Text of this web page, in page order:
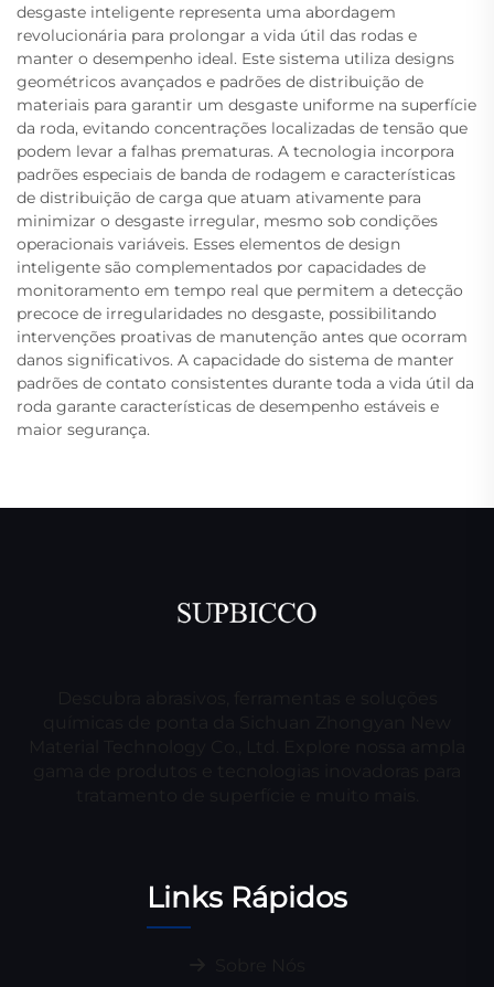
desgaste inteligente representa uma abordagem
revolucionária para prolongar a vida útil das rodas e
manter o desempenho ideal. Este sistema utiliza designs
geométricos avançados e padrões de distribuição de
materiais para garantir um desgaste uniforme na superfície
da roda, evitando concentrações localizadas de tensão que
podem levar a falhas prematuras. A tecnologia incorpora
padrões especiais de banda de rodagem e características
de distribuição de carga que atuam ativamente para
minimizar o desgaste irregular, mesmo sob condições
operacionais variáveis. Esses elementos de design
inteligente são complementados por capacidades de
monitoramento em tempo real que permitem a detecção
precoce de irregularidades no desgaste, possibilitando
intervenções proativas de manutenção antes que ocorram
danos significativos. A capacidade do sistema de manter
padrões de contato consistentes durante toda a vida útil da
roda garante características de desempenho estáveis e
maior segurança.
Links Rápidos